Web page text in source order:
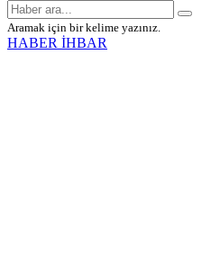
Aramak için bir kelime yazınız.
HABER İHBAR